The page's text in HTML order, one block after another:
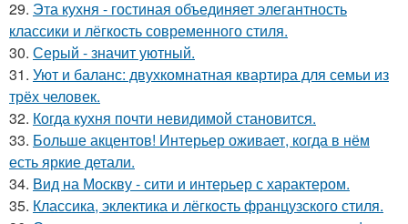
29. Эта кухня - гостиная объединяет элегантность
классики и лёгкость современного стиля.
30. Серый - значит уютный.
31. Уют и баланс: двухкомнатная квартира для семьи из
трёх человек.
32. Когда кухня почти невидимой становится.
33. Больше акцентов! Интерьер оживает, когда в нём
есть яркие детали.
34. Вид на Москву - сити и интерьер с характером.
35. Классика, эклектика и лёгкость французского стиля.